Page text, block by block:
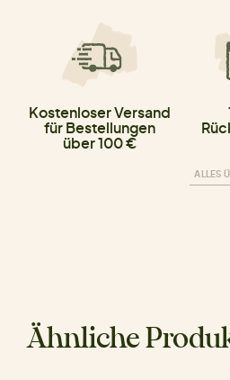
Kostenloser Versand
für Bestellungen
über 100 €
ALLES
Ähnliche